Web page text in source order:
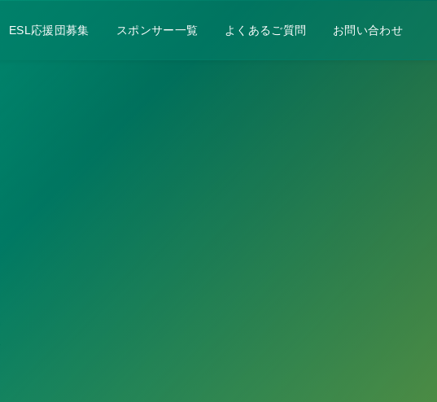
ESL応援団募集 スポンサー一覧 よくあるご質問 お問い合わせ